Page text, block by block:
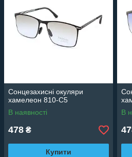
Сонцезахисні окуляри
хамелеон 810-C5
В наявності
478 ₴
Купити
В